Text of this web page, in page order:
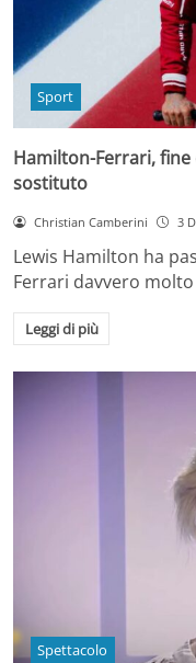
Sport
Hamilton-Ferrari,
sostituto
Christian Camberini 3
Lewis Hamilton ha
Ferrari davvero
Leggi di più
Spettacolo